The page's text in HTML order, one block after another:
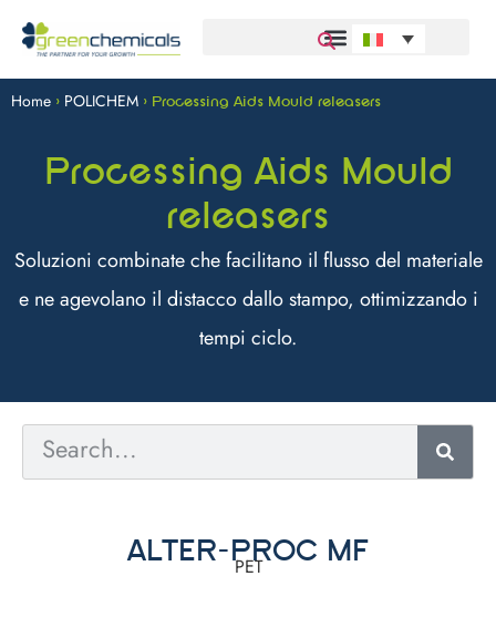
Home > POLICHEM > Processing Aids Mould releasers
Processing Aids Mould
releasers
Soluzioni combinate che facilitano il flusso del materiale
e ne agevolano il distacco dallo stampo, ottimizzando i
tempi ciclo.
ALTER-PROC MF
PET